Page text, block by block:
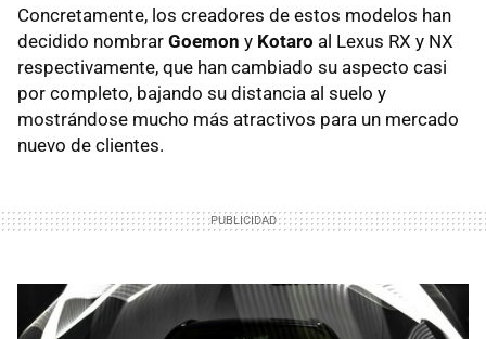
Concretamente, los creadores de estos modelos han
decidido nombrar Goemon y Kotaro al Lexus RX y NX
respectivamente, que han cambiado su aspecto casi
por completo, bajando su distancia al suelo y
mostrándose mucho más atractivos para un mercado
nuevo de clientes.